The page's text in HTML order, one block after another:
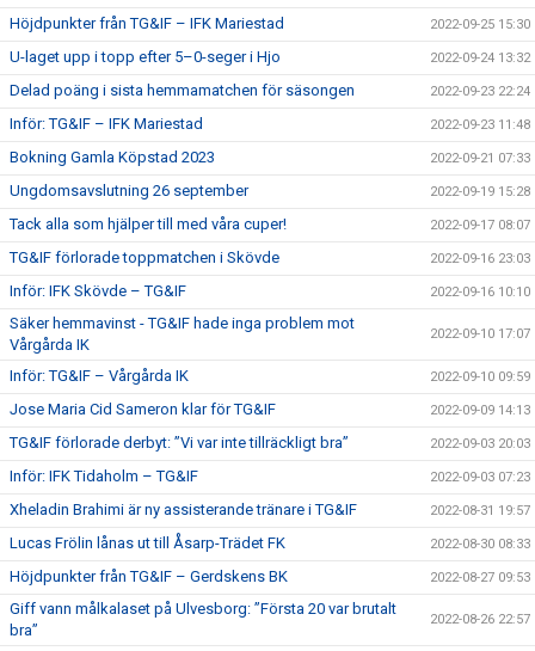
Höjdpunkter från TG&IF – IFK Mariestad 2022-09-25 15:30
U-laget upp i topp efter 5–0-seger i Hjo 2022-09-24 13:32
Delad poäng i sista hemmamatchen för säsongen 2022-09-23 22:24
Inför: TG&IF – IFK Mariestad 2022-09-23 11:48
Bokning Gamla Köpstad 2023 2022-09-21 07:33
Ungdomsavslutning 26 september 2022-09-19 15:28
Tack alla som hjälper till med våra cuper! 2022-09-17 08:07
TG&IF förlorade toppmatchen i Skövde 2022-09-16 23:03
Inför: IFK Skövde – TG&IF 2022-09-16 10:10
Säker hemmavinst - TG&IF hade inga problem mot
Vårgårda IK
2022-09-10 17:07
Inför: TG&IF – Vårgårda IK 2022-09-10 09:59
Jose Maria Cid Sameron klar för TG&IF 2022-09-09 14:13
TG&IF förlorade derbyt: ”Vi var inte tillräckligt bra” 2022-09-03 20:03
Inför: IFK Tidaholm – TG&IF 2022-09-03 07:23
Xheladin Brahimi är ny assisterande tränare i TG&IF 2022-08-31 19:57
Lucas Frölin lånas ut till Åsarp-Trädet FK 2022-08-30 08:33
Höjdpunkter från TG&IF – Gerdskens BK 2022-08-27 09:53
Giff vann målkalaset på Ulvesborg: ”Första 20 var brutalt
bra”
2022-08-26 22:57